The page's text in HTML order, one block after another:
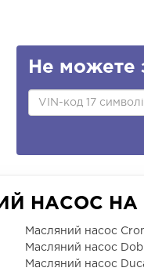
Не можете
НАСОС НА
Масляний насос
Масляний насос
Масляний насос